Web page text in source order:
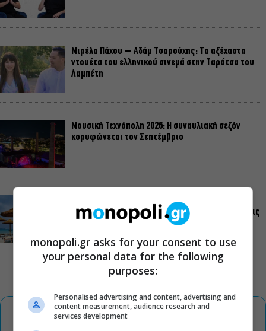
Μιρέλα Πάχου – Αδάμ Τσαρούχης: Τα αξέχαστα
ντουέτα του ελληνικού σινεμά στην Ταράτσα του
Λαμπέτη
Μουσική Τεχνόπολη 2026: Η συναυλιακή σεζόν
κορυφώνεται τον Σεπτέμβριο
Τουλάχιστον 1.500 έλεγχοι σε 300 παραλίες –
Πρόστιμα έως 73.000€ για αυθαίρετες καταλήψεις
monopoli.gr asks for your consent to use
your personal data for the following
purposes:
Personalised advertising and content, advertising and
content measurement, audience research and
services development